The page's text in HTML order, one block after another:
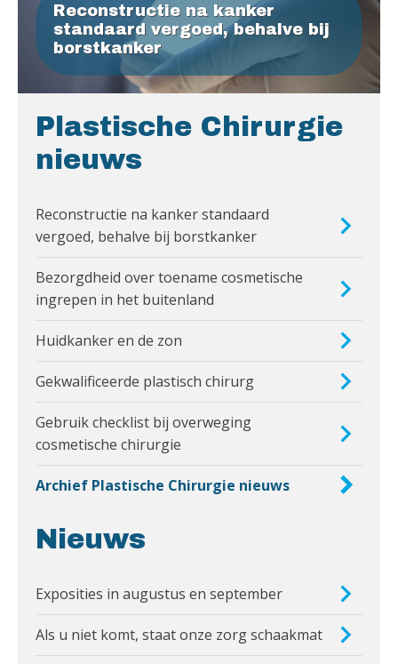
Reconstructie na kanker
standaard vergoed, behalve bij
borstkanker
Plastische Chirurgie
nieuws
Reconstructie na kanker standaard
vergoed, behalve bij borstkanker
Bezorgdheid over toename cosmetische
ingrepen in het buitenland
Huidkanker en de zon
Gekwalificeerde plastisch chirurg
Gebruik checklist bij overweging
cosmetische chirurgie
Archief Plastische Chirurgie nieuws
Nieuws
Exposities in augustus en september
Als u niet komt, staat onze zorg schaakmat